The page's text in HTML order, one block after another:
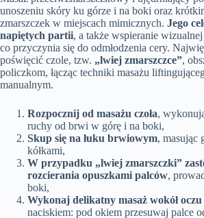
unoszeniu skóry ku górze i na boki oraz
zmarszczek w miejscach mimicznych. Jego
napiętych partii, a także wspieranie
co przyczynia się do odmłodzenia cery.
poświęcić czole, tzw. „lwiej zmarszczce”,
policzkom, łącząc techniki masażu
manualnym.
Rozpocznij od masażu czoła,
ruchy od brwi w górę i na boki,
Skup się na łuku brwiowym, masując
kółkami,
W przypadku „lwiej zmarszczki”
rozcierania opuszkami palców,
boki,
Wykonaj delikatny masaż wokół oczu
naciskiem: pod okiem przesuwaj palce